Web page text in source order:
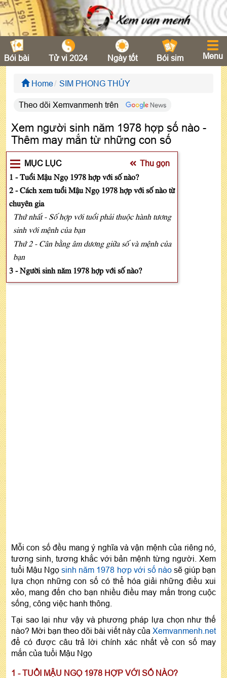
Bói bài Tử vi 2024 Ngày tốt Bói sim Menu
Home SIM PHONG THỦY
Theo dõi Xemvanmenh trên
Xem người sinh năm 1978 hợp số nào -
Thêm may mắn từ những con số
MỤC LỤC Thu gọn
1 - Tuổi Mậu Ngọ 1978 hợp với số nào?
2 - Cách xem tuổi Mậu Ngọ 1978 hợp với số nào từ
chuyên gia
Thứ nhất - Số hợp với tuổi phải thuộc hành tương
sinh với mệnh của bạn
Thứ 2 - Cân bằng âm dương giữa số và mệnh của
bạn
3 - Người sinh năm 1978 hợp với số nào?
Mỗi con số đều mang ý nghĩa và vận mệnh của riêng nó,
tương sinh, tương khắc với bản mệnh từng người. Xem
tuổi Mậu Ngọsinh năm 1978 hợp với số nàosẽ giúp bạn
lựa chọn những con số có thể hóa giải những điều xui
xẻo, mang đến cho bạn nhiều điều may mắn trong cuộc
sống, công việc hanh thông.
Tại sao lại như vậy và phương pháp lựa chọn như thế
nào? Mời bạn theo dõi bài viết này của Xemvanmenh.net
để có được câu trả lời chính xác nhất về con số may
mắn của tuổi Mậu Ngọ
1 - TUỔI MẬU NGỌ 1978 HỢP VỚI SỐ NÀO?